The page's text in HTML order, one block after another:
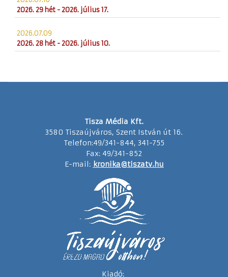
2026. 29 hét - 2026. július 17.
2026.07.09
2026. 28 hét - 2026. július 10.
Tisza Média Kft.
3580 Tiszaújváros, Szent István út 16.
Telefon:49/341-844, 341-755
Fax: 49/341-852
E-mail: kronika@tiszatv.hu
Kiadó: